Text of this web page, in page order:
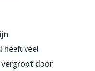
heeft veel
vergroot door